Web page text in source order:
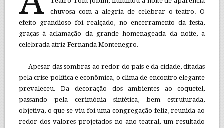
chuvosa com a alegria de celebrar o teatro. O
efeito grandioso foi realçado, no encerramento da festa,
graças à aclamação da grande homenageada da noite, a
celebrada atriz Fernanda Montenegro.
Apesar das sombras ao redor do país e da cidade, ditadas
pela crise política e econômica, o clima de encontro elegante
prevaleceu. Da decoração dos ambientes ao coquetel,
passando pela cerimónia sintética, bem estruturada,
objetiva, o que se viu foi uma congregação feliz, reunida ao
redor dos valores projetados no ano teatral, um resultado